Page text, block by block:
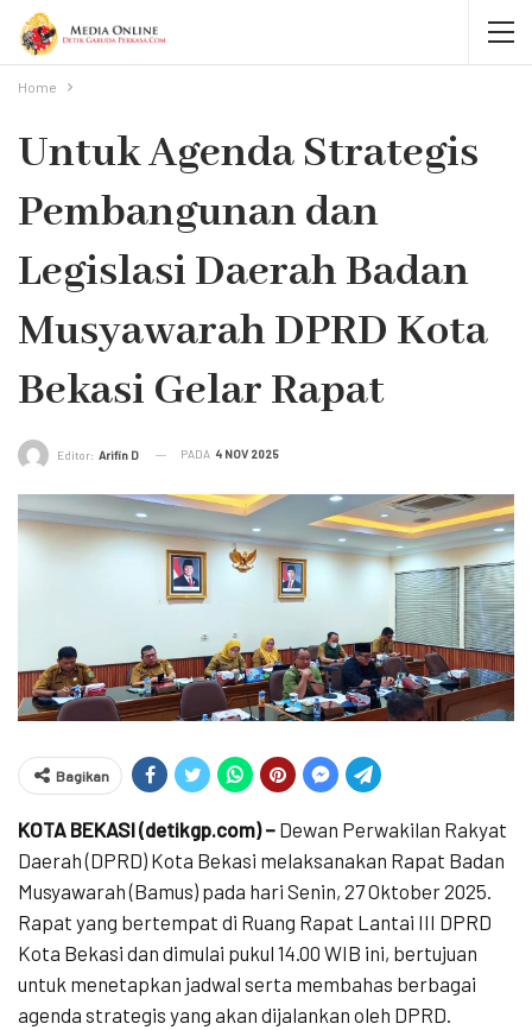
Home
Untuk Agenda Strategis
Pembangunan dan
Legislasi Daerah Badan
Musyawarah DPRD Kota
Bekasi Gelar Rapat
Editor: Arifin D PADA 4 NOV 2025
Bagikan
KOTA BEKASI (detikgp.com) – Dewan Perwakilan Rakyat
Daerah (DPRD) Kota Bekasi melaksanakan Rapat Badan
Musyawarah (Bamus) pada hari Senin, 27 Oktober 2025.
Rapat yang bertempat di Ruang Rapat Lantai III DPRD
Kota Bekasi dan dimulai pukul 14.00 WIB ini, bertujuan
untuk menetapkan jadwal serta membahas berbagai
agenda strategis yang akan dijalankan oleh DPRD.